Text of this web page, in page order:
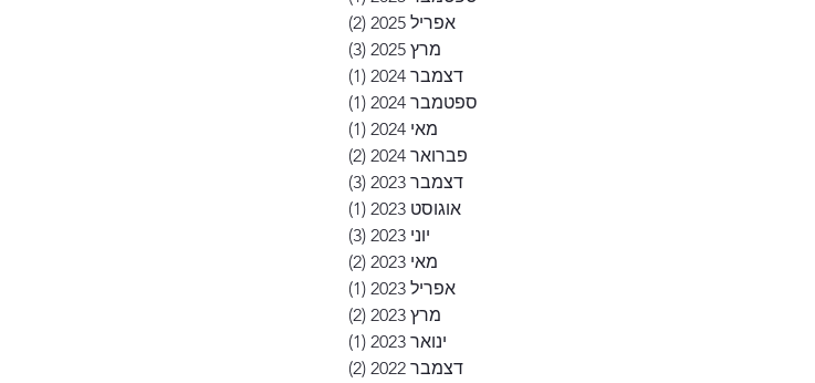
אפריל 2025
(2)
מרץ 2025
(3)
דצמבר 2024
(1)
ספטמבר 2024
(1)
מאי 2024
(1)
פברואר 2024
(2)
דצמבר 2023
(3)
אוגוסט 2023
(1)
יוני 2023
(3)
מאי 2023
(2)
אפריל 2023
(1)
מרץ 2023
(2)
ינואר 2023
(1)
דצמבר 2022
(2)